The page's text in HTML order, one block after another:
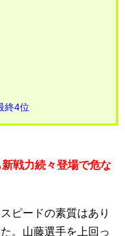
終4位
戦力続々登場で危な
ピードの素質はあり
。山藤選手を上回っ